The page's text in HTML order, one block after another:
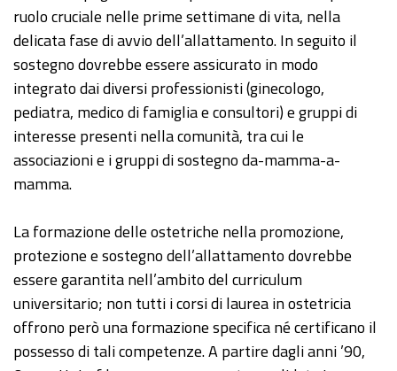
ruolo cruciale nelle prime settimane di vita, nella
delicata fase di avvio dell’allattamento. In seguito il
sostegno dovrebbe essere assicurato in modo
integrato dai diversi professionisti (ginecologo,
pediatra, medico di famiglia e consultori) e gruppi di
interesse presenti nella comunità, tra cui le
associazioni e i gruppi di sostegno da-mamma-a-
mamma.
La formazione delle ostetriche nella promozione,
protezione e sostegno dell’allattamento dovrebbe
essere garantita nell’ambito del curriculum
universitario; non tutti i corsi di laurea in ostetricia
offrono però una formazione specifica né certificano il
possesso di tali competenze. A partire dagli anni ’90,